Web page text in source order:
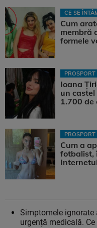
CE SE
Cum
membră
formele
PROSPORT
Ioana
un
1.700 de
PROSPORT
Cum a
fotbalist,
Simptomele
urgență medicală.